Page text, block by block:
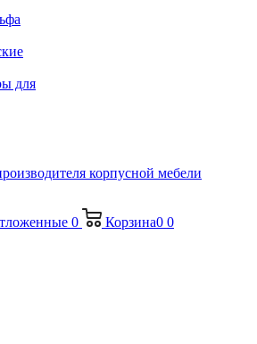
для
0 Корзина0 0